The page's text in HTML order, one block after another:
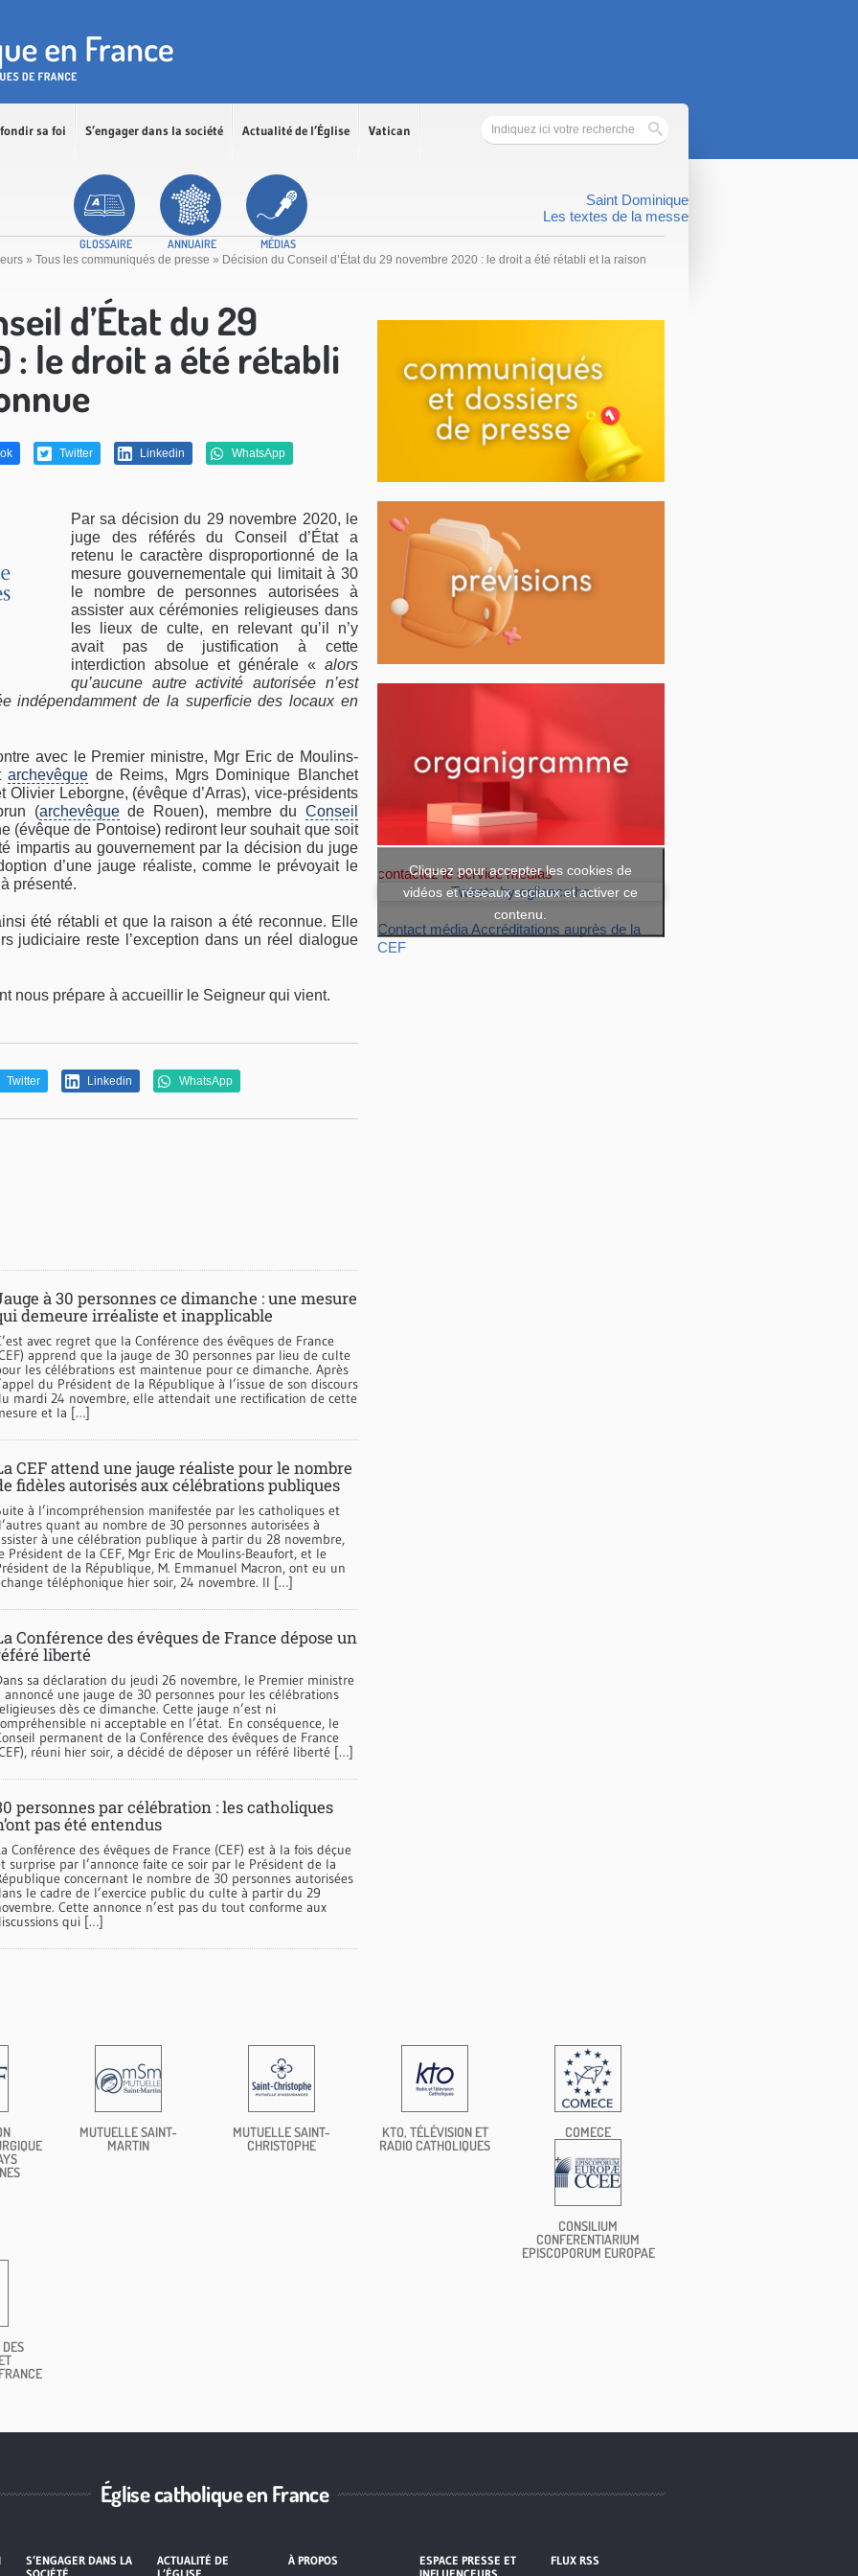
sa foi S’engager dans la société Actualité de l’Église Vatican
GLOSSAIRE ANNUAIRE MÉDIAS
Saint Dominique
Les textes de la messe
» Tous les communiqués de presse » Décision du Conseil d’État du 29 novembre 2020 : le droit a été rétabli et la raison
d’État du 29
: le droit a été rétabli
Twitter Linkedin WhatsApp
Par sa décision du 29 novembre 2020, le
juge des référés du Conseil d’État a
retenu le caractère disproportionné de la
mesure gouvernementale qui limitait à 30
le nombre de personnes autorisées à
assister aux cérémonies religieuses dans
les lieux de culte, en relevant qu’il n’y
avait pas de justification à cette
interdiction absolue et générale « alors
qu’aucune autre activité autorisée n’est
indépendamment de la superficie des locaux en
avec le Premier ministre, Mgr Eric de Moulins-
archevêque de Reims, Mgrs Dominique Blanchet
Olivier Leborgne, (évêque d’Arras), vice-présidents
(archevêquede Rouen), membre du Conseil
(évêque de Pontoise) rediront leur souhait que soit
impartis au gouvernement par la décision du juge
d’une jauge réaliste, comme le prévoyait le
présenté.
été rétabli et que la raison a été reconnue. Elle
judiciaire reste l’exception dans un réel dialogue
nous prépare à accueillir le Seigneur qui vient.
Twitter Linkedin WhatsApp
à 30 personnes ce dimanche : une mesure
demeure irréaliste et inapplicable
avec regret que la Conférence des évêques de France
apprend que la jauge de 30 personnes par lieu de culte
les célébrations est maintenue pour ce dimanche. Après
du Président de la République à l’issue de son discours
mardi 24 novembre, elle attendait une rectification de cette
et la […]
CEF attend une jauge réaliste pour le nombre
fidèles autorisés aux célébrations publiques
à l’incompréhension manifestée par les catholiques et
quant au nombre de 30 personnes autorisées à
à une célébration publique à partir du 28 novembre,
Président de la CEF, Mgr Eric de Moulins-Beaufort, et le
de la République, M. Emmanuel Macron, ont eu un
téléphonique hier soir, 24 novembre. Il […]
Conférence des évêques de France dépose un
liberté
sa déclaration du jeudi 26 novembre, le Premier ministre
annoncé une jauge de 30 personnes pour les célébrations
dès ce dimanche. Cette jauge n’est ni
ni acceptable en l’état. En conséquence, le
permanent de la Conférence des évêques de France
réuni hier soir, a décidé de déposer un référé liberté […]
personnes par célébration : les catholiques
pas été entendus
Conférence des évêques de France (CEF) est à la fois déçue
surprise par l’annonce faite ce soir par le Président de la
concernant le nombre de 30 personnes autorisées
le cadre de l’exercice public du culte à partir du 29
Cette annonce n’est pas du tout conforme aux
qui […]
contactez le service medias
Tweets by eglisecatho
Cliquez pour accepter les cookies de
vidéos et réseaux sociaux et activer ce
contenu.
Contact médiaAccréditations auprès de la
CEF
MUTUELLE SAINT-
MARTIN
MUTUELLE SAINT-
CHRISTOPHE
KTO, TÉLÉVISION ET
RADIO CATHOLIQUES
COMECE
CONSILIUM
CONFERENTIARIUM
EPISCOPORUM EUROPAE
Église catholique en France
S’ENGAGER DANS LA
ACTUALITÉ DE
À PROPOS
ESPACE PRESSE ET
FLUX RSS